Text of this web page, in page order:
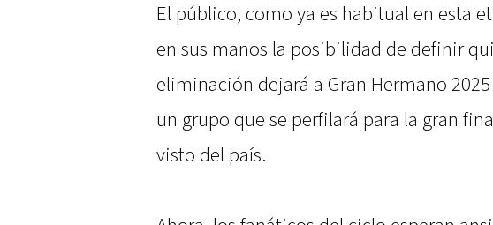
El público, como ya es habitual en esta
en sus manos la posibilidad de definir
eliminación dejará a Gran Hermano
un grupo que se perfilará para la gran
visto del país.